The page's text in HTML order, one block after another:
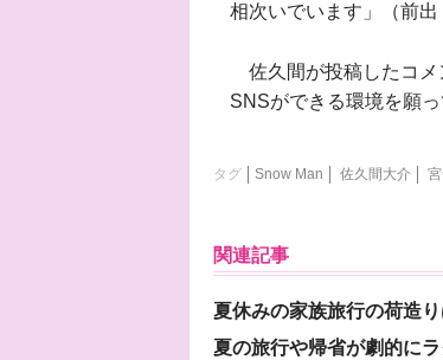
相次いでいます」（前出
佐久間が投稿したコメ
SNSができる環境を願っ
タグ Snow Man 佐久間大介
関連記事
夏休みの家族旅行の荷造
夏の旅行や帰省が劇的に